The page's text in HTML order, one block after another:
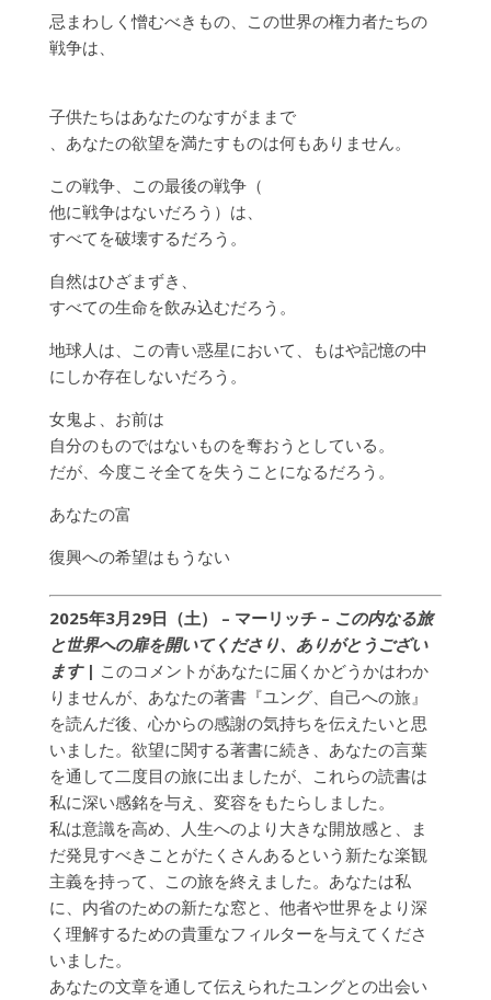
忌まわしく憎むべきもの、この世界の権力者たちの
戦争は、
子供たちはあなたのなすがままで
、あなたの欲望を満たすものは何もありません。
この戦争、この最後の戦争（
他に戦争はないだろう）は、
すべてを破壊するだろう。
自然はひざまずき、
すべての生命を飲み込むだろう。
地球人は、この青い惑星において、もはや記憶の中
にしか存在しないだろう。
女鬼よ、お前は
自分のものではないものを奪おうとしている。
だが、今度こそ全てを失うことになるだろう。
あなたの富
復興への希望はもうない
2025年3月29日（土） – マーリッチ– この内なる旅
と世界への扉を開いてくださり、ありがとうござい
ます | このコメントがあなたに届くかどうかはわか
りませんが、あなたの著書『ユング、自己への旅』
を読んだ後、心からの感謝の気持ちを伝えたいと思
いました。欲望に関する著書に続き、あなたの言葉
を通して二度目の旅に出ましたが、これらの読書は
私に深い感銘を与え、変容をもたらしました。
私は意識を高め、人生へのより大きな開放感と、ま
だ発見すべきことがたくさんあるという新たな楽観
主義を持って、この旅を終えました。あなたは私
に、内省のための新たな窓と、他者や世界をより深
く理解するための貴重なフィルターを与えてくださ
いました。
あなたの文章を通して伝えられたユングとの出会い